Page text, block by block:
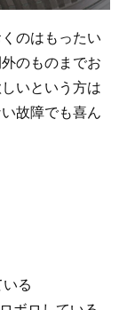
のはもったい
のものまでお
いという方は
故障でも喜ん
る